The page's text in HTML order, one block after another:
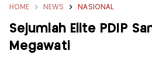
HOME NEWS NASIONAL
Sejumlah Elite PDIP
Megawati